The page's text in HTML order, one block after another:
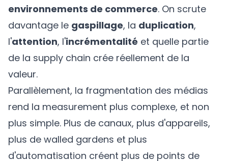
environnements de commerce. On scrute
davantage le gaspillage, la duplication,
l'attention, l'incrémentalité et quelle partie
de la supply chain crée réellement de la
valeur.
Parallèlement, la fragmentation des médias
rend la measurement plus complexe, et non
plus simple. Plus de canaux, plus d'appareils,
plus de walled gardens et plus
d'automatisation créent plus de points de